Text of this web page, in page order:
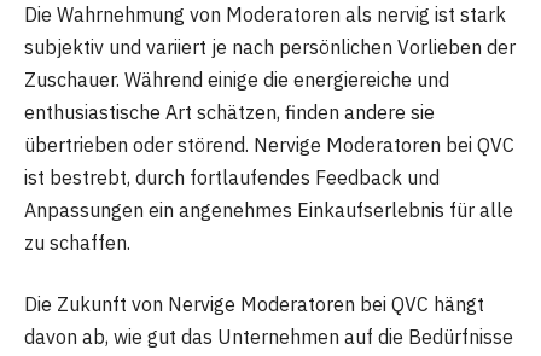
Die Wahrnehmung von Moderatoren als nervig ist stark
subjektiv und variiert je nach persönlichen Vorlieben der
Zuschauer. Während einige die energiereiche und
enthusiastische Art schätzen, finden andere sie
übertrieben oder störend. Nervige Moderatoren bei QVC
ist bestrebt, durch fortlaufendes Feedback und
Anpassungen ein angenehmes Einkaufserlebnis für alle
zu schaffen.
Die Zukunft von Nervige Moderatoren bei QVC hängt
davon ab, wie gut das Unternehmen auf die Bedürfnisse